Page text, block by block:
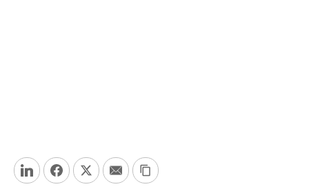
LinkedInFacebookTwitterEmail Copy Link